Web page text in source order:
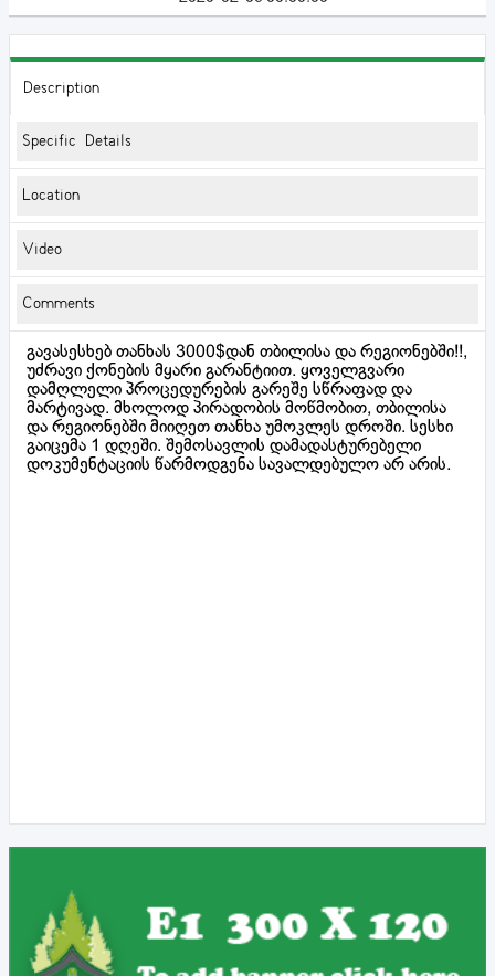
Description
Specific Details
Location
Video
Comments
გავასესხებ თანხას 3000$დან თბილისა და რეგიონებში!!,
უძრავი ქონების მყარი გარანტიით. ყოველგვარი
დამღლელი პროცედურების გარეშე სწრაფად და
მარტივად. მხოლოდ პირადობის მოწმობით, თბილისა
და რეგიონებში მიიღეთ თანხა უმოკლეს დროში. სესხი
გაიცემა 1 დღეში. შემოსავლის დამადასტურებელი
დოკუმენტაციის წარმოდგენა სავალდებულო არ არის.